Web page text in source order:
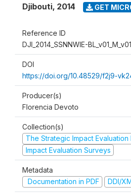
Djibouti, 2014 GET
Reference ID
DJI_2014_SSNNWIE-
DOI
https://doi.org/10.48529/f2j9-
Producer(s)
Florencia Devoto
Collection(s)
The Strategic Impact Evaluation
Impact Evaluation Surveys
Metadata
Documentation in PDF
DDI/